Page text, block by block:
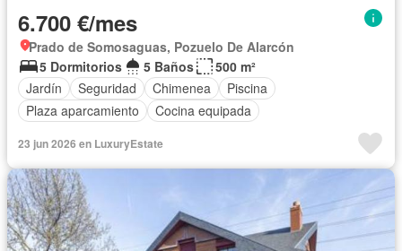
6.700 €/mes
Prado de Somosaguas, Pozuelo De Alarcón
5 Dormitorios
5 Baños
500 m²
Jardín
Seguridad Chimenea
Piscina
Plaza aparcamiento
Cocina equipada
23 jun 2026 en LuxuryEstate